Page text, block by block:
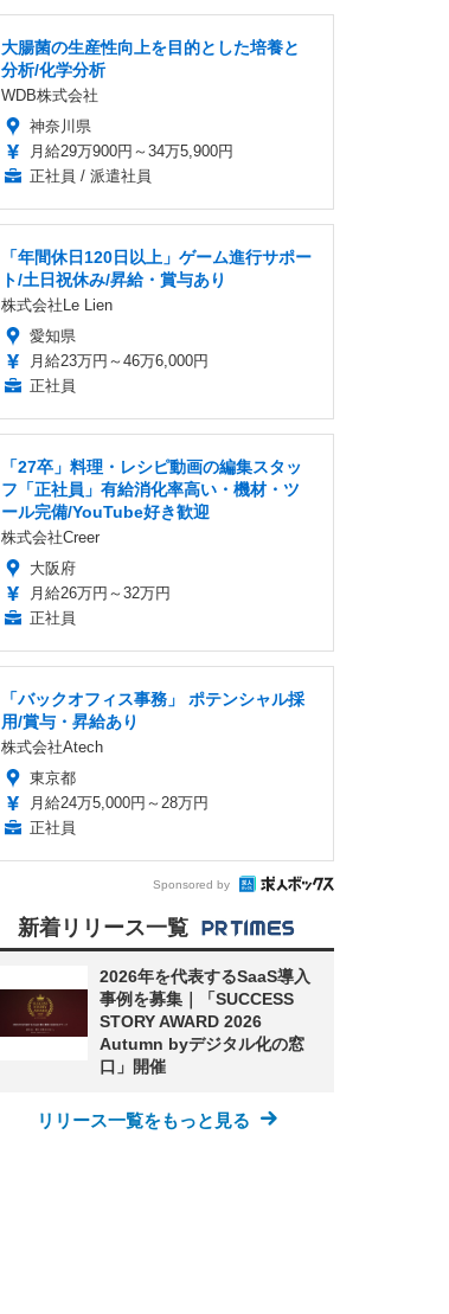
大腸菌の生産性向上を目的とした培養と
分析/化学分析
WDB株式会社
神奈川県
月給29万900円～34万5,900円
正社員 / 派遣社員
「年間休日120日以上」ゲーム進行サポー
ト/土日祝休み/昇給・賞与あり
株式会社Le Lien
愛知県
月給23万円～46万6,000円
正社員
「27卒」料理・レシピ動画の編集スタッ
フ「正社員」有給消化率高い・機材・ツ
ール完備/YouTube好き歓迎
株式会社Creer
大阪府
月給26万円～32万円
正社員
「バックオフィス事務」 ポテンシャル採
用/賞与・昇給あり
株式会社Atech
東京都
月給24万5,000円～28万円
正社員
Sponsored by
新着リリース一覧
2026年を代表するSaaS導入
事例を募集｜「SUCCESS
STORY AWARD 2026
Autumn byデジタル化の窓
口」開催
リリース一覧をもっと見る